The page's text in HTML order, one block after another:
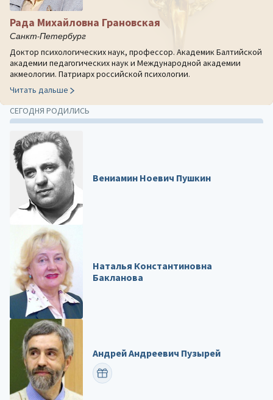
Рада Михайловна Грановская
Санкт-Петербург
Доктор психологических наук, профессор. Академик Балтийской
академии педагогических наук и Международной академии
акмеологии. Патриарх российской психологии.
Читать дальше
СЕГОДНЯ РОДИЛИСЬ
Вениамин Ноевич Пушкин
Наталья Константиновна
Бакланова
Андрей Андреевич Пузырей
ПОЗДРАВИТЬ